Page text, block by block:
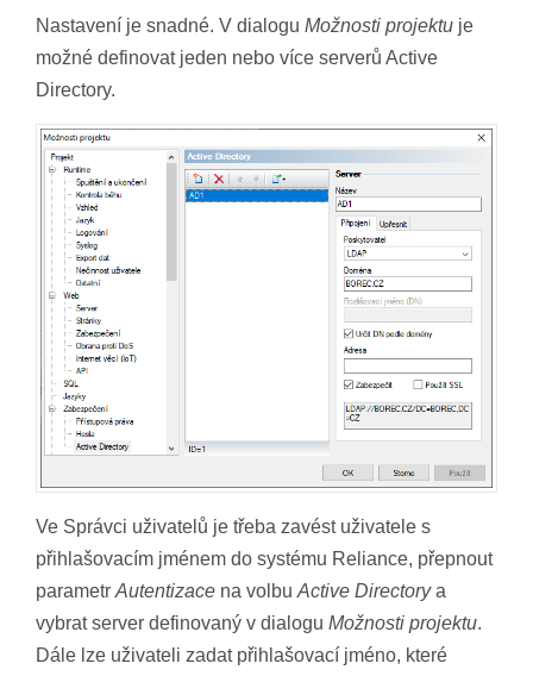
Nastavení je snadné. V dialogu Možnosti projektu je
možné definovat jeden nebo více serverů Active
Directory.
Ve Správci uživatelů je třeba zavést uživatele s
přihlašovacím jménem do systému Reliance, přepnout
parametr Autentizace na volbu Active Directorya
vybrat server definovaný v dialogu Možnosti projektu.
Dále lze uživateli zadat přihlašovací jméno, které